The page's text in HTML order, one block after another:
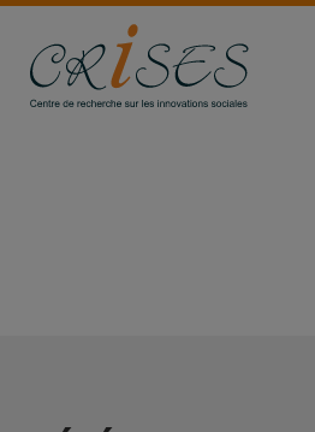
Aller
contenu
principal